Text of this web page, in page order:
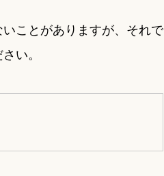
ことがありますが、それで
い。